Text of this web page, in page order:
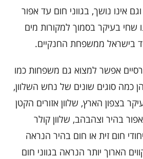
אינו נושך, בגווני חום עד אפור
שחי בעיקר בסמוך למקורות מים
בישראל ממשפחת החנקיים.
אפשר למצוא גם משפחות כמו
כמה סוגים שונים של נחש השלוון,
בצפון הארץ, שלוון אזורים הקטן
בהיר וצהבהב, שלוון קולר
חום זית או חום בהיר הנראה
הארוך יותר הנראה בגווני חום